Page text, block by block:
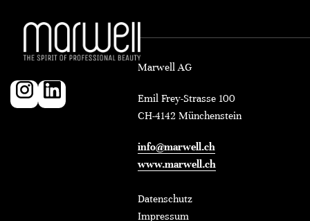
Marwell AG
Emil Frey-Strasse 100
CH-4142 Münchenstein
info@marwell.ch
www.marwell.ch
Datenschutz
Impressum